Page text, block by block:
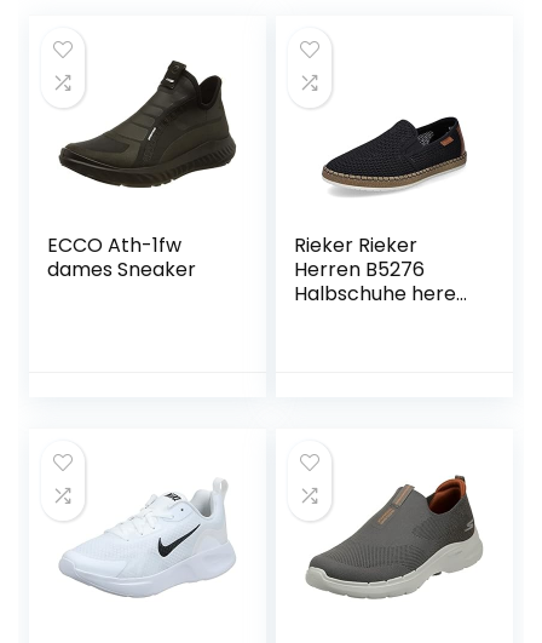
ECCO Ath-1fw
dames Sneaker
Rieker Rieker
Herren B5276
Halbschuhe heren